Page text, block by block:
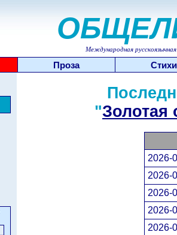
Международная
Проза Стихи
"Золотая
2026-
2026-
2026-
2026-
2026-